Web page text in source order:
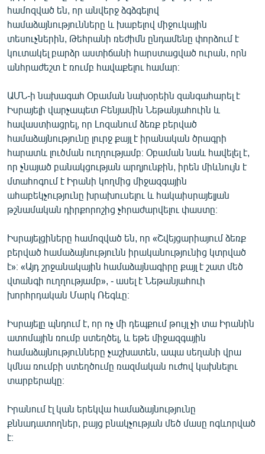
համոզված են, որ անվերջ ձգձգելով
համաձայնությունները և խաբելով միջուկային
տեսուչներին, Թեհրանի ռեժիմն ընդամենը փորձում է
կուտակել բարձր աստիճանի հարստացված ուրան, որն
անհրաժեշտ է ռումբ հավաքելու համար։
ԱՄՆ-ի նախագահ Օբաման նախօրեին զանգահարել է
Իսրայելի վարչապետ Բենյամին Նեթանյահուին և
հավաստիացրել, որ Լոզանում ձեռք բերված
համաձայնությունը լուրջ քայլ է իրանական ծրագրի
հարատև լուծման ուղղությամբ։ Օբաման նաև հավելել է,
որ չնայած բանակցության արդյունքին, իրեն միևնույն է
մտահոգում է Իրանի կողմից միջազգային
ահաբեկչությունը խրախուսելու և հակաիսրայելյան
թշնամական դիրքորոշից չհրաժարվելու փաստը։
Իսրայելցիները համոզված են, որ «Շվեյցարիայում ձեռք
բերված համաձայնությունն իրականությունից կտրված
է»։ «Այդ շրջանակային համաձայնագիրը քայլ է շատ մեծ
վտանգի ուղղությամբ», - ասել է Նեթանյահուի
խորհրդական Մարկ Ռեգևը։
Իսրայելը պնդում է, որ ոչ մի դեպքում թույլ չի տա Իրանին
ատոմային ռումբ ստեղծել, և եթե միջազգային
համաձայնությունները չաշխատեն, ապա սեղանի վրա
կմնա ռումբի ստեղծումը ռազմական ուժով կախնելու
տարբերակը։
Իրանում էլ կան երեկվա համաձայնությունը
քննադատողներ, բայց բնակչության մեծ մասը ոգևորված
է։